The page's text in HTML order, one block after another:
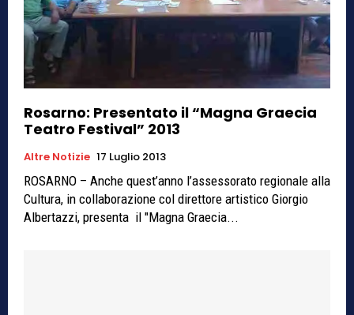
Rosarno: Presentato il “Magna Graecia
Teatro Festival” 2013
Altre Notizie 17 Luglio 2013
ROSARNO – Anche quest’anno l’assessorato regionale alla
Cultura, in collaborazione col direttore artistico Giorgio
Albertazzi, presenta il "Magna Graecia...